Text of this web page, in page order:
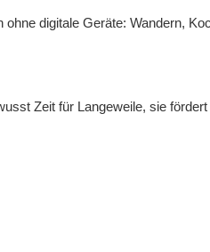
ohne digitale Geräte: Wandern,
Zeit für Langeweile, sie